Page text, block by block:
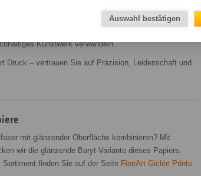
– geben Sie Ihre Wunschgröße im Online-
Sie einen Bestellprozess, der so individuell ist wie
persönliche Beratung und lassen Sie uns gemeinsam
Kunstwerk verwandeln.
Druck – vertrauen Sie auf Präzision, Leidenschaft und
mit glänzender Oberfläche kombinieren? Mit
wir die glänzende Baryt-Variante dieses Papiers.
finden Sie auf der Seite FineArt Giclée Prints
Auswahl bestätigen